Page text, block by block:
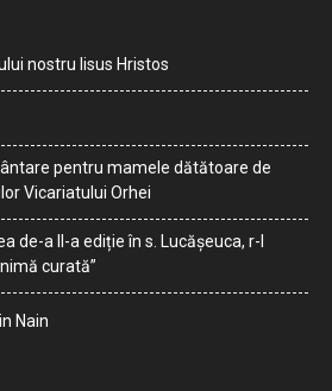
nostru Iisus Hristos
pentru mamele dătătoare de
Vicariatului Orhei
de-a II-a ediție în s. Lucășeuca, r-l
curată”
Nain